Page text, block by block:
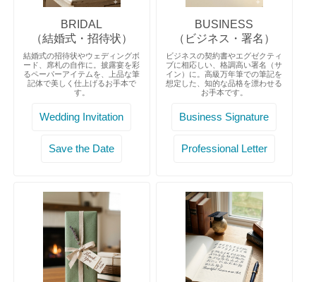
BRIDAL
（結婚式・招待状）
結婚式の招待状やウェディングボ
ード、席札の自作に。披露宴を彩
るペーパーアイテムを、上品な筆
記体で美しく仕上げるお手本で
す。
Wedding Invitation
Save the Date
BUSINESS
（ビジネス・署名）
ビジネスの契約書やエグゼクティ
ブに相応しい、格調高い署名（サ
イン）に。高級万年筆での筆記を
想定した、知的な品格を漂わせる
お手本です。
Business Signature
Professional Letter